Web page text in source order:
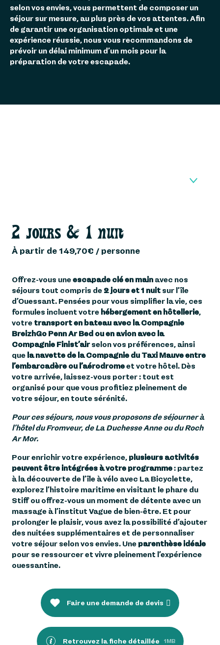
selon vos envies, vous permettent de composer un
séjour sur mesure, au plus près de vos attentes. Afin
de garantir une organisation optimale et une
expérience réussie, nous vous recommandons de
prévoir un délai minimum d’un mois pour la
préparation de votre escapade.
1 2 JOURS & 1 NUIT
2 UN SÉJOUR À OFFRIR ?
4
NOS FORMIDABLES
PARTENAIRES !
5 FAQ
2 jours & 1 nuit
À partir de 149,70€ / personne
Offrez-vous uneescapade clé en main avec nos
séjours tout compris de 2 jours et 1 nuit sur l’île
d’Ouessant. Pensées pour vous simplifier la vie, ces
formules incluent votre hébergement en hôtellerie,
votre transport en bateau avec la Compagnie
BreizhGo Penn Ar Bed ou en avion avec la
Compagnie Finist’airselon vos préférences, ainsi
que la navette de la Compagnie du Taxi Mauve entre
l’embarcadère ou l’aérodromeet votre hôtel. Dès
votre arrivée, laissez-vous porter : tout est
organisé pour que vous profitiez pleinement de
votre séjour, en toute sérénité.
Pour ces séjours, nous vous proposons de séjourner à
l’hôtel du Fromveur, de La Duchesse Anne ou du Roch
Ar Mor.
Pour enrichir votre expérience, plusieurs activités
peuvent être intégrées à votre programme : partez
à la découverte de l’île à vélo avec La Bicyclette,
explorez l’histoire maritime en visitant le phare du
Stiff ou offrez-vous un moment de détente avec un
massage à l’institut Vague de bien-être. Et pour
prolonger le plaisir, vous avez la possibilité d’ajouter
des nuitées supplémentaires et de personnaliser
votre séjour selon vos envies. Une parenthèse idéale
pour se ressourcer et vivre pleinement l’expérience
ouessantine.
Faire une demande de devis
Retrouvez la fiche détaillée 1MB